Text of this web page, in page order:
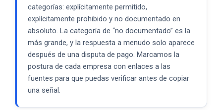
categorías: explícitamente permitido,
explícitamente prohibido y no documentado en
absoluto. La categoría de “no documentado” es la
más grande, y la respuesta a menudo solo aparece
después de una disputa de pago. Marcamos la
postura de cada empresa con enlaces a las
fuentes para que puedas verificar antes de copiar
una señal.